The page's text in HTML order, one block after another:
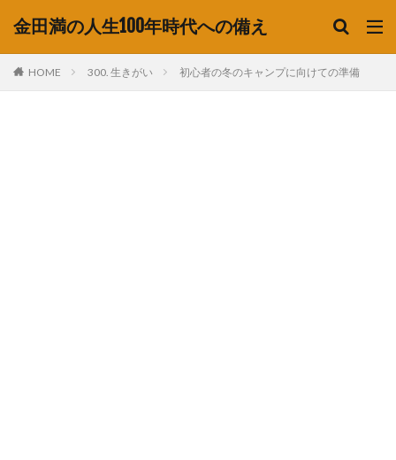
金田満の人生100年時代への備え
HOME 300. 生きがい 初心者の冬のキャンプに向けての準備